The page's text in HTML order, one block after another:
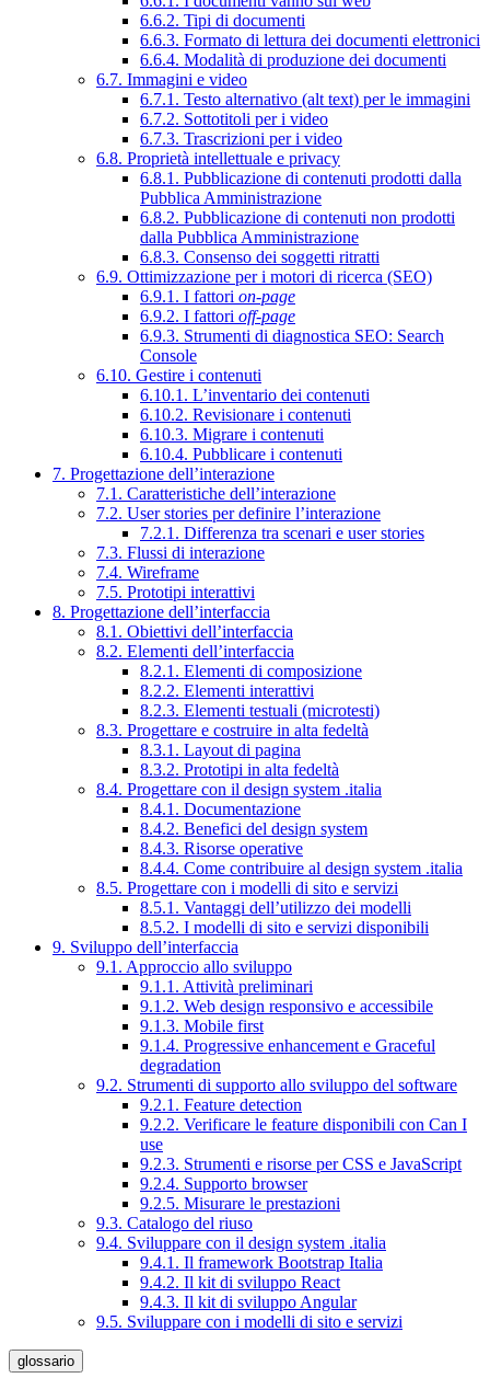
6.6.2. Tipi di documenti
6.6.3. Formato di lettura dei documenti elettronici
6.6.4. Modalità di produzione dei documenti
6.7. Immagini e video
6.7.1. Testo alternativo (alt text) per le immagini
6.7.2. Sottotitoli per i video
6.7.3. Trascrizioni per i video
6.8. Proprietà intellettuale e privacy
6.8.1. Pubblicazione di contenuti prodotti dalla
Pubblica Amministrazione
6.8.2. Pubblicazione di contenuti non prodotti
dalla Pubblica Amministrazione
6.8.3. Consenso dei soggetti ritratti
6.9. Ottimizzazione per i motori di ricerca (SEO)
6.9.1. I fattori on-page
6.9.2. I fattori off-page
6.9.3. Strumenti di diagnostica SEO: Search
Console
6.10. Gestire i contenuti
6.10.1. L’inventario dei contenuti
6.10.2. Revisionare i contenuti
6.10.3. Migrare i contenuti
6.10.4. Pubblicare i contenuti
7. Progettazione dell’interazione
7.1. Caratteristiche dell’interazione
7.2. User stories per definire l’interazione
7.2.1. Differenza tra scenari e user stories
7.3. Flussi di interazione
7.4. Wireframe
7.5. Prototipi interattivi
8. Progettazione dell’interfaccia
8.1. Obiettivi dell’interfaccia
8.2. Elementi dell’interfaccia
8.2.1. Elementi di composizione
8.2.2. Elementi interattivi
8.2.3. Elementi testuali (microtesti)
8.3. Progettare e costruire in alta fedeltà
8.3.1. Layout di pagina
8.3.2. Prototipi in alta fedeltà
8.4. Progettare con il design system .italia
8.4.1. Documentazione
8.4.2. Benefici del design system
8.4.3. Risorse operative
8.4.4. Come contribuire al design system .italia
8.5. Progettare con i modelli di sito e servizi
8.5.1. Vantaggi dell’utilizzo dei modelli
8.5.2. I modelli di sito e servizi disponibili
9. Sviluppo dell’interfaccia
9.1. Approccio allo sviluppo
9.1.1. Attività preliminari
9.1.2. Web design responsivo e accessibile
9.1.3. Mobile first
9.1.4. Progressive enhancement e Graceful
degradation
9.2. Strumenti di supporto allo sviluppo del software
9.2.1. Feature detection
9.2.2. Verificare le feature disponibili con Can I
use
9.2.3. Strumenti e risorse per CSS e JavaScript
9.2.4. Supporto browser
9.2.5. Misurare le prestazioni
9.3. Catalogo del riuso
9.4. Sviluppare con il design system .italia
9.4.1. Il framework Bootstrap Italia
9.4.2. Il kit di sviluppo React
9.4.3. Il kit di sviluppo Angular
9.5. Sviluppare con i modelli di sito e servizi
glossario